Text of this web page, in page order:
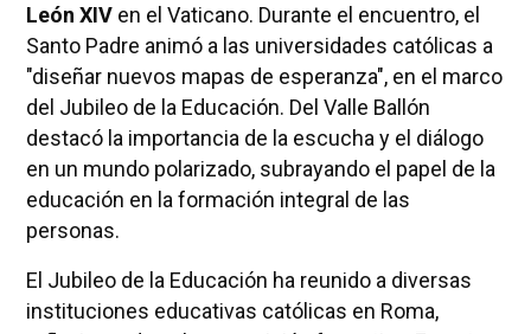
León XIVen el Vaticano. Durante el encuentro, el
Santo Padre animó a las universidades católicas a
"diseñar nuevos mapas de esperanza", en el marco
del Jubileo de la Educación. Del Valle Ballón
destacó la importancia de la escucha y el diálogo
en un mundo polarizado, subrayando el papel de la
educación en la formación integral de las
personas.
El Jubileo de la Educación ha reunido a diversas
instituciones educativas católicas en Roma,